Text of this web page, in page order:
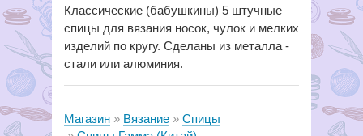
Классические (бабушкины) 5 штучные
спицы для вязания носок, чулок и мелких
изделий по кругу. Сделаны из металла -
стали или алюминия.
Магазин Вязание
Спицы